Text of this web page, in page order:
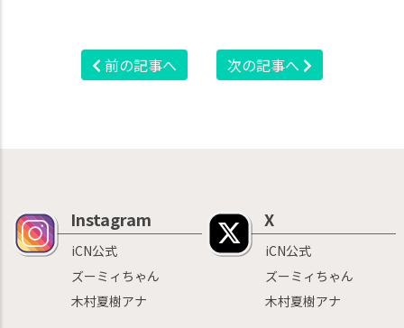
前の記事へ 次の記事へ
Instagram
iCN公式
ズーミィちゃん
木村夏樹アナ
X
iCN公式
ズーミィちゃん
木村夏樹アナ